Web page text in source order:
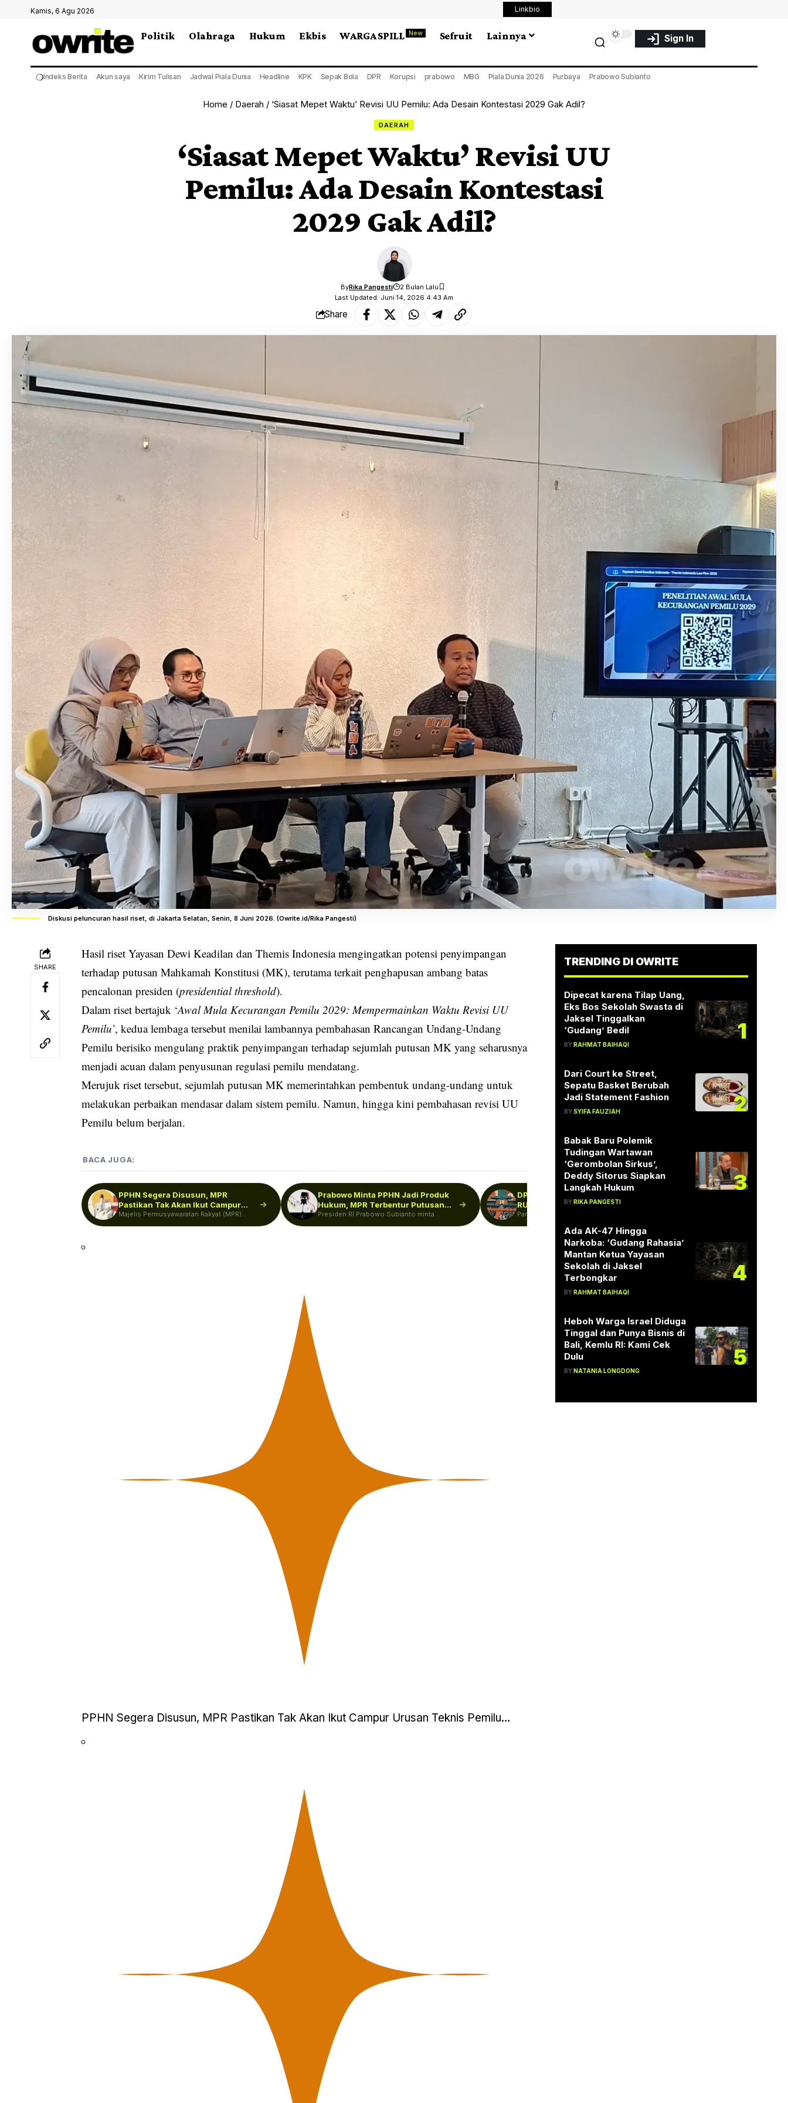
Kamis, 6 Agu 2026 Linkbio
Politik Olahraga Hukum Ekbis WARGA SPILL New Sefruit Lainnya Sign In
❍Indeks Berita Akun saya Kirim Tulisan Jadwal Piala Dunia Headline KPK Sepak Bola DPR Korupsi prabowo MBG Piala Dunia 2026 Purbaya Prabowo Subianto
Home / Daerah / ‘Siasat Mepet Waktu’ Revisi UU Pemilu: Ada Desain Kontestasi 2029 Gak Adil?
DAERAH
‘Siasat Mepet Waktu’ Revisi UU
Pemilu: Ada Desain Kontestasi
2029 Gak Adil?
Last Updated: Juni 14, 2026 4:43 Am
ByRika Pangesti 2 Bulan Lalu
Share
Diskusi peluncuran hasil riset, di Jakarta Selatan, Senin, 8 Juni 2026. (Owrite.id/Rika Pangesti)
SHARE
Hasil riset Yayasan Dewi Keadilan dan Themis Indonesia mengingatkan potensi penyimpangan
terhadap putusan Mahkamah Konstitusi (MK), terutama terkait penghapusan ambang batas
pencalonan presiden (presidential threshold).
Dalam riset bertajuk ‘Awal Mula Kecurangan Pemilu 2029: Mempermainkan Waktu Revisi UU
Pemilu’, kedua lembaga tersebut menilai lambannya pembahasan Rancangan Undang-Undang
Pemilu berisiko mengulang praktik penyimpangan terhadap sejumlah putusan MK yang seharusnya
menjadi acuan dalam penyusunan regulasipemilu mendatang.
Merujuk riset tersebut, sejumlah putusan MK memerintahkan pembentuk undang-undang untuk
melakukan perbaikan mendasar dalam sistem pemilu. Namun, hingga kini pembahasan revisiUU
Pemilu belum berjalan.
BACA JUGA:
PPHN Segera Disusun, MPR
Pastikan Tak Akan Ikut Campur
Urusan…
Majelis Permusyawaratan Rakyat (MPR)
Prabowo Minta PPHN Jadi Produk
Hukum, MPR Terbentur Putusan
MK…
Presiden RI Prabowo Subianto minta
DPR Diminta Segera Tuntaskan
RUU Pemilu, Polemik 17,3 Juta
Suara…
Partai Perindo mendesak DPR RI dan
pembahasan Rancangan Undang-Undang…
PPHN Segera Disusun, MPR Pastikan Tak Akan Ikut Campur Urusan Teknis Pemilu…
TRENDING DI OWRITE
Dipecat karena Tilap Uang,
Eks Bos Sekolah Swasta di
Jaksel Tinggalkan
‘Gudang’ Bedil
BYRAHMAT BAIHAQI
1
Dari Court ke Street,
Sepatu Basket Berubah
Jadi Statement Fashion
BY SYIFA FAUZIAH 2
Babak Baru Polemik
Tudingan Wartawan
‘Gerombolan Sirkus’,
Deddy Sitorus Siapkan
Langkah Hukum
BYRIKA PANGESTI
3
Ada AK-47 Hingga
Narkoba: ‘Gudang Rahasia’
Mantan Ketua Yayasan
Sekolah di Jaksel
Terbongkar
BYRAHMAT BAIHAQI
4
Heboh Warga Israel Diduga
Tinggal dan Punya Bisnis di
Bali, Kemlu RI: Kami Cek
Dulu
BYNATANIA LONGDONG
5